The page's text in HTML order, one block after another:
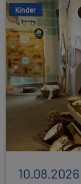
Kinder
10.08.2026